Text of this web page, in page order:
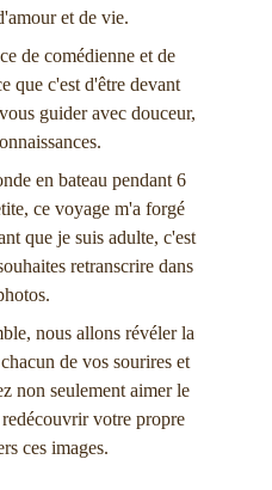
et de vie.
de comédienne et de
que c'est d'être devant
guider avec douceur,
en bateau pendant 6
ce voyage m'a forgé
que je suis adulte, c'est
retranscrire dans
nous allons révéler la
de vos sourires et
non seulement aimer le
votre propre
ces images.